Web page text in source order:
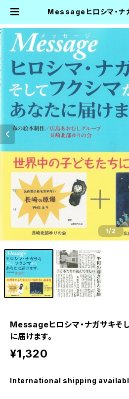
Messageヒロシマ・ナ
木舎
1/2
Messageヒロシマ・ナガサキそ
に届けます。
¥1,320
International shipping